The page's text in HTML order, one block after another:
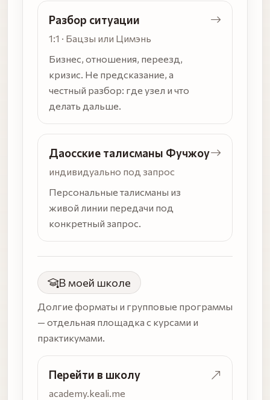
Разбор ситуации
1:1 · Бацзы или Цимэнь
Бизнес, отношения, переезд,
кризис. Не предсказание, а
честный разбор: где узел и что
делать дальше.
Даосские талисманы Фучжоу
индивидуально под запрос
Персональные талисманы из
живой линии передачи под
конкретный запрос.
В моей школе
Долгие форматы и групповые программы
— отдельная площадка с курсами и
практикумами.
Перейти в школу
academy.keali.me